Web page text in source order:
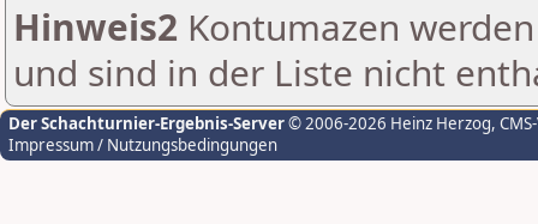
Hinweis2 Kontumazen
und sind in der Liste nicht
Der Schachturnier-Ergebnis-Server© 2006-2026 Heinz Herzog,
Impressum / Nutzungsbedingungen